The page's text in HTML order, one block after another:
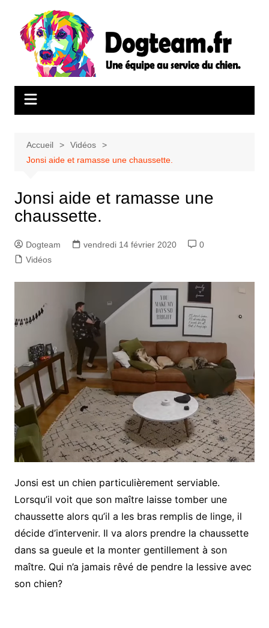
contenu
Accueil
Vidéos
Jonsi aide et ramasse une chaussette.
Jonsi aide et ramasse une
chaussette.
Dogteam vendredi 14 février 2020
0
Vidéos
Jonsi est un chien particulièrement serviable.
Lorsqu’il voit que son maître laisse tomber une
chaussette alors qu’il a les bras remplis de linge, il
décide d’intervenir. Il va alors prendre la chaussette
dans sa gueule et la monter gentillement à son
maître. Qui n’a jamais rêvé de pendre la lessive avec
son chien?